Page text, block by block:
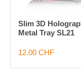
Slim 3D
Metal Tray SL21
12.00 CHF